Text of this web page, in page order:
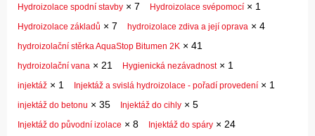
Hydroizolace spodní stavby × 7 Hydroizolace svépomocí × 1
Hydroizolace základů × 7 hydroizolace zdiva a její oprava × 4
hydroizolační stěrka AquaStop Bitumen 2K × 41
hydroizolační vana × 21 Hygienická nezávadnost× 1
injektáž × 1 Injektáž a svislá hydroizolace - pořadí provedení × 1
injektáž do betonu × 35 Injektáž do cihly × 5
Injektáž do původní izolace × 8 Injektáž do spáry × 24